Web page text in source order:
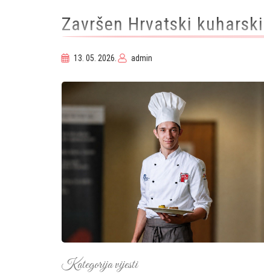
Završen Hrvatski
13. 05. 2026. admin
Kategorija vijesti